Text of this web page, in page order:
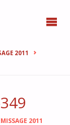
2011
2011